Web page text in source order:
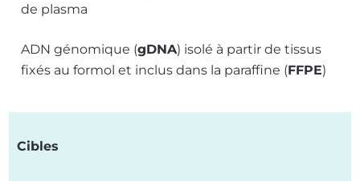
de plasma
ADN génomique (gDNA) isolé à partir de tissus
fixés au formol et inclus dans la paraffine (FFPE)
Cibles